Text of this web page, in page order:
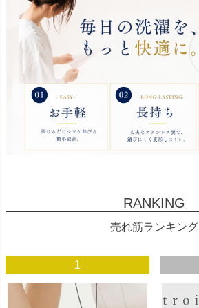
RANKING
売れ筋ランキング
1